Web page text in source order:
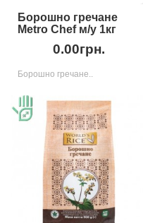
Борошно гречане
Metro Chef м/у 1кг
0.00грн.
Борошно гречане..